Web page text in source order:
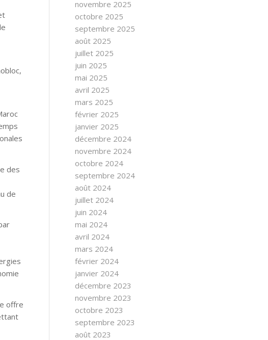
des
de
offre
novembre 2025
octobre 2025
septembre 2025
août 2025
juillet 2025
juin 2025
mai 2025
avril 2025
mars 2025
février 2025
janvier 2025
décembre 2024
novembre 2024
octobre 2024
septembre 2024
août 2024
juillet 2024
juin 2024
mai 2024
avril 2024
mars 2024
février 2024
janvier 2024
décembre 2023
novembre 2023
octobre 2023
septembre 2023
août 2023